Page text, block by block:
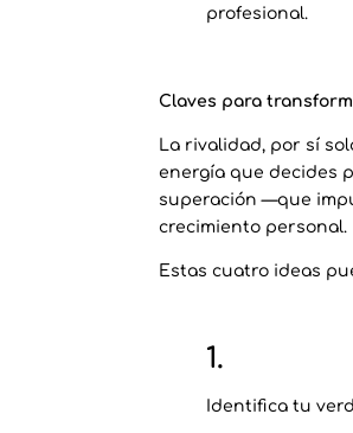
profesional.
Claves para
La rivalidad, por sí
energía que decides
superación —que
crecimiento personal.
Estas cuatro ideas
1.
Identifica tu